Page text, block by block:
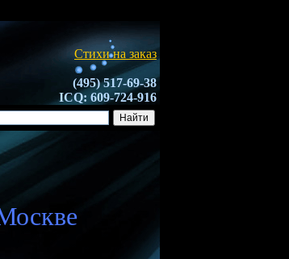
Стихи на заказ
(495) 517-69-38
ICQ: 609-724-916